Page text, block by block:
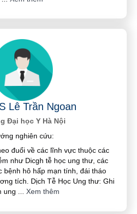
Lê Trần Ngoan
Đại học Y Hà Nội
nghiên cứu:
đuổi về các lĩnh vực thuộc các
như Dicgh tễ học ung thư, các
bệnh hô hấp mạn tính, đái tháo
tích. Dịch Tễ Học Ung thư: Ghi
ung
Xem thêm